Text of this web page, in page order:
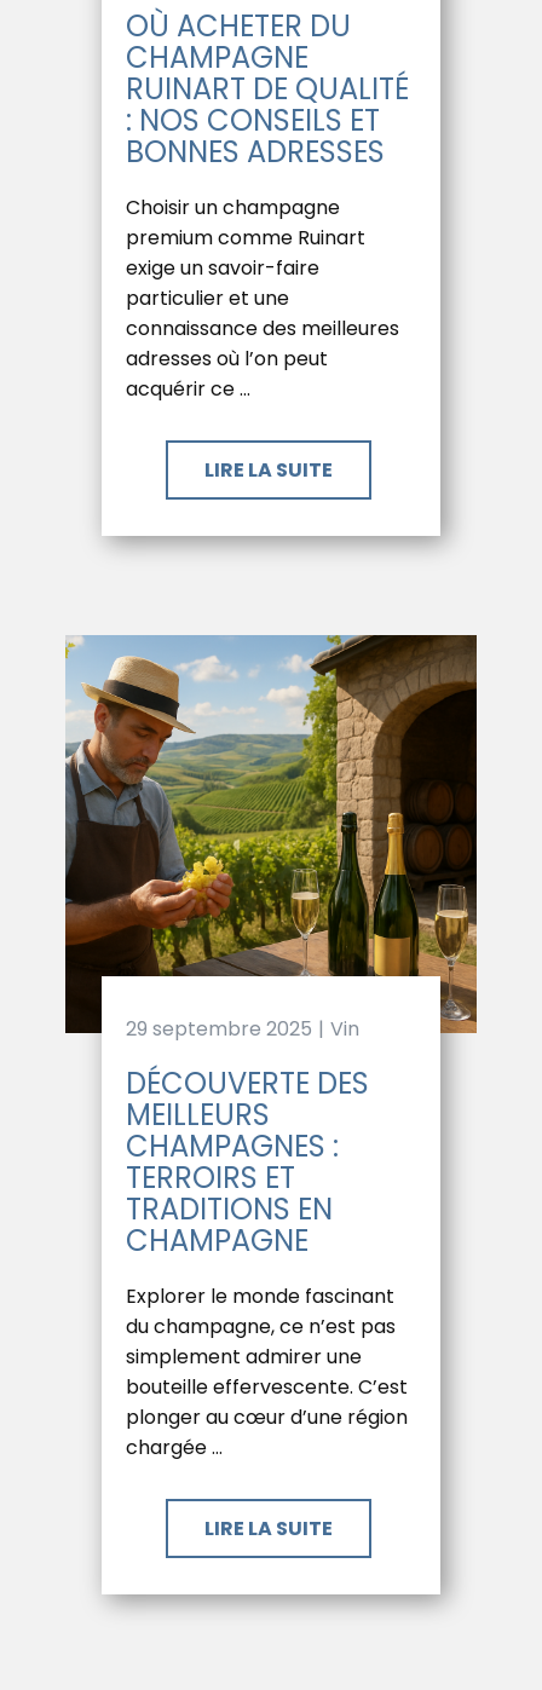
OÙ ACHETER DU
CHAMPAGNE
RUINART DE QUALITÉ
: NOS CONSEILS ET
BONNES ADRESSES
Choisir un champagne
premium comme Ruinart
exige un savoir-faire
particulier et une
connaissance des meilleures
adresses où l’on peut
acquérir ce …
LIRE LA SUITE
29 septembre 2025 Vin
DÉCOUVERTE DES
MEILLEURS
CHAMPAGNES :
TERROIRS ET
TRADITIONS EN
CHAMPAGNE
Explorer le monde fascinant
du champagne, ce n’est pas
simplement admirer une
bouteille effervescente. C’est
plonger au cœur d’une région
chargée …
LIRE LA SUITE